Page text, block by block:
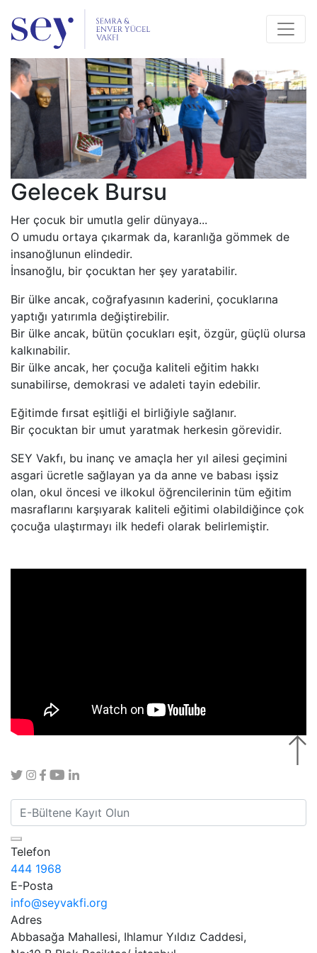
Gelecek Bursu
Her çocuk bir umutla gelir dünyaya...
O umudu ortaya çıkarmak da, karanlığa gömmek de
insanoğlunun elindedir.
İnsanoğlu, bir çocuktan her şey yaratabilir.
Bir ülke ancak, coğrafyasının kaderini, çocuklarına
yaptığı yatırımla değiştirebilir.
Bir ülke ancak, bütün çocukları eşit, özgür, güçlü olursa
kalkınabilir.
Bir ülke ancak, her çocuğa kaliteli eğitim hakkı
sunabilirse, demokrasi ve adaleti tayin edebilir.
Eğitimde fırsat eşitliği el birliğiyle sağlanır.
Bir çocuktan bir umut yaratmak herkesin görevidir.
SEY Vakfı, bu inanç ve amaçla her yıl ailesi geçimini
asgari ücretle sağlayan ya da anne ve babası işsiz
olan, okul öncesi ve ilkokul öğrencilerinin tüm eğitim
masraflarını karşıyarak kaliteli eğitimi olabildiğince çok
çocuğa ulaştırmayı ilk hedefi olarak belirlemiştir.
Telefon
444 1968
E-Posta
info@seyvakfi.org
Adres
Abbasağa Mahallesi, Ihlamur Yıldız Caddesi,